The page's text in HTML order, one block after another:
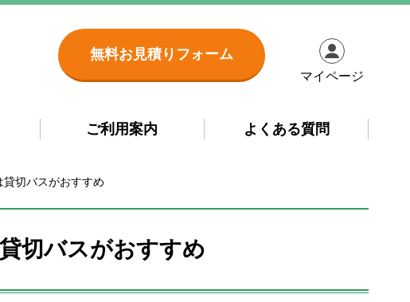
マイページ
ご利用案内 よくある質問
無料お見積りフォーム
切バスがおすすめ
切バスがおすすめ